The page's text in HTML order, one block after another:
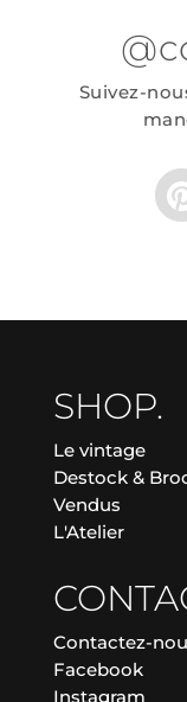
Suivez-
SHOP.
Le vintage
Destock &
Vendus
L'Atelier
Contactez-
Facebook
Instagram